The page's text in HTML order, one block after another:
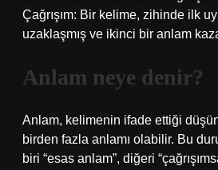
Çağrışım: Bir kelime, zihinde ilk
uzaklaşmış ve ikinci bir anlam
Anlam neye denir?
Anlam, kelimenin ifade ettiği
birden fazla anlamı olabilir. Bu
biri “esas anlam”, diğeri